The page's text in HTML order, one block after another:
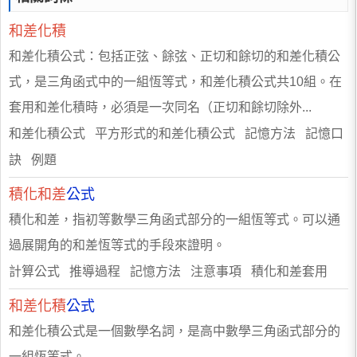
和差化積
和差化積公式：包括正弦、餘弦、正切和餘切的和差化積公
式，是三角函式中的一組恆等式，和差化積公式共10組。在
套用和差化積時，必須是一次同名（正切和餘切除外...
和差化積公式 平方形式的和差化積公式 記憶方法 記憶口
訣 例題
積化和差公式
積化和差，指初等數學三角函式部分的一組恆等式。可以通
過展開角的和差恆等式的手段來證明。
計算公式 推導過程 記憶方法 注意事項 積化和差套用
和差化積公式
和差化積公式是一個數學名詞，是高中數學三角函式部分的